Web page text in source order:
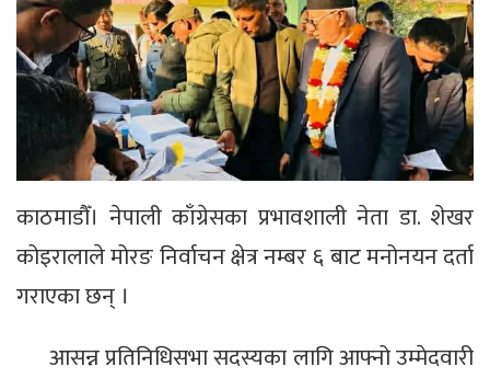
काठमाडौँ। नेपाली काँग्रेसका प्रभावशाली नेता डा‍‍. शेखर
कोइरालाले मोरङ निर्वाचन क्षेत्र नम्बर ६ बाट मनोनयन दर्ता
गराएका छन् ।
आसन्न प्रतिनिधिसभा सदस्यका लागि आफ्नो उम्मेदवारी